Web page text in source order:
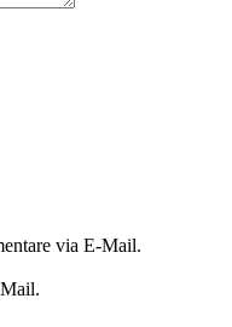
via E-Mail.